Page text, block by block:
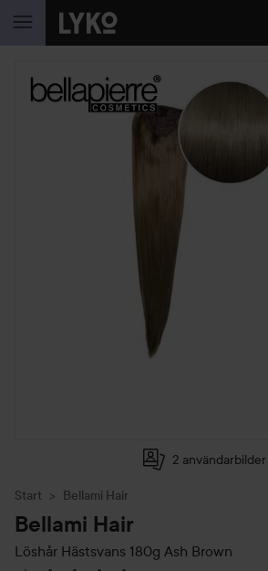
HOPPA TILL INNEHÅLLET
2 användarbilder
Start Bellami Hair
Bellami Hair
Löshår Hästsvans 180g Ash Brown